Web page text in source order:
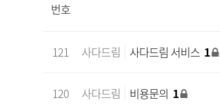
번호
121 사다드림 사다드림 서비스 1
120 사다드림 비용문의 1